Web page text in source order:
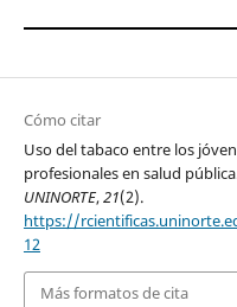
Cómo citar
Uso del tabaco entre los
profesionales en salud
UNINORTE,21(2).
https://
12
Más formatos de cita